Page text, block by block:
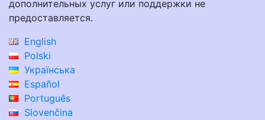
дополнительных услуг или поддержки не
предоставляется.
English
Polski
Українська
Español
Português
Slovenčina